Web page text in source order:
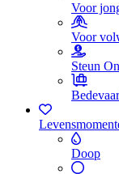
Voor
Voor
Steun
Doop